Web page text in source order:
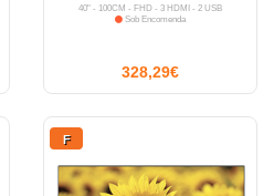
40" - 100CM - FHD - 3 HDMI - 2 USB
Sob Encomenda
328,29€
F